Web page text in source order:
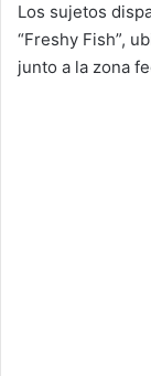
Los sujetos
“Freshy Fish”,
junto a la zona